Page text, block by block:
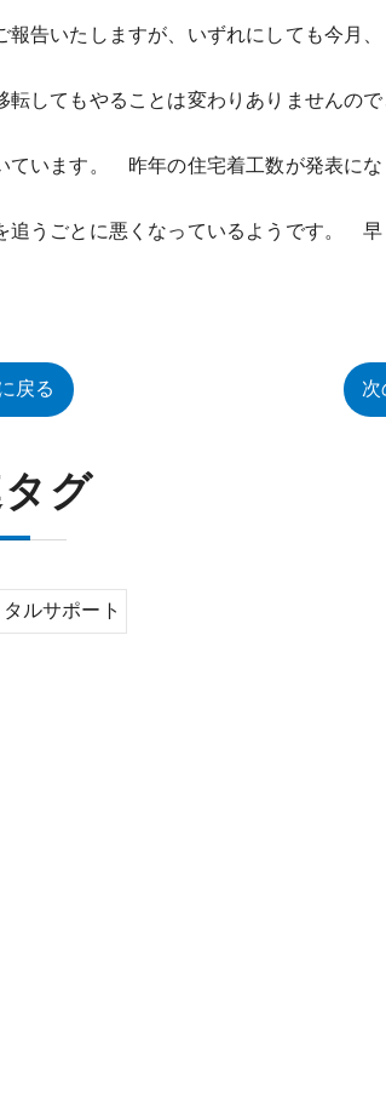
告いたしますが、いずれにしても今月
してもやることは変わりありませんの
ています。 昨年の住宅着工数が発表に
追うごとに悪くなっているようです。
戻る
グ
ルサポート